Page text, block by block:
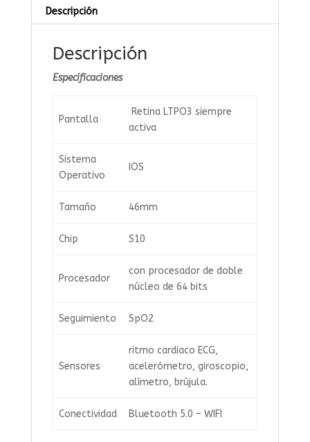
Descripción
Descripción
Especificaciones
Pantalla
Retina LTPO3 siempre
activa
Sistema
Operativo
IOS
Tamaño 46mm
Chip S10
Procesador
con procesador de doble
núcleo de 64 bits
Seguimiento SpO2
Sensores
ritmo cardiaco ECG,
acelerómetro, giroscopio,
alímetro, brújula.
Conectividad Bluetooth 5.0 – WIFI